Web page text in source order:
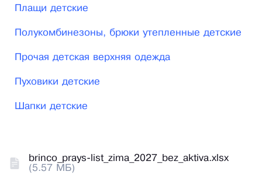
Плащи детские
Полукомбинезоны, брюки утепленные детские
Прочая детская верхняя одежда
Пуховики детские
Шапки детские
brinco_prays-list_zima_2027_bez_aktiva.xlsx
(5.57 МБ)